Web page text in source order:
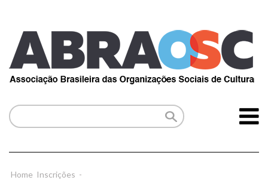
Home Inscrições -